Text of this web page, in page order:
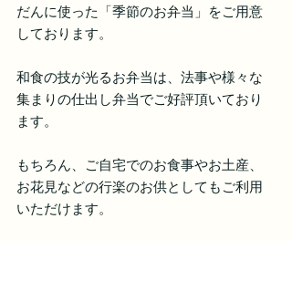
だんに使った「季節のお弁当」をご用意
しております。
和食の技が光るお弁当は、法事や様々な
集まりの仕出し弁当でご好評頂いており
ます。
もちろん、ご自宅でのお食事やお土産、
お花見などの行楽のお供としてもご利用
いただけます。